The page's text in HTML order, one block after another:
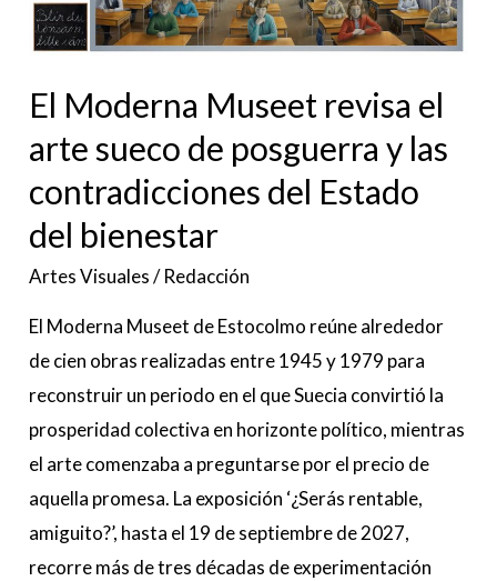
El Moderna Museet revisa el
arte sueco de posguerra y las
contradicciones del Estado
del bienestar
Artes Visuales/Redacción
El Moderna Museet de Estocolmo reúne alrededor
de cien obras realizadas entre 1945 y 1979 para
reconstruir un periodo en el que Suecia convirtió la
prosperidad colectiva en horizonte político, mientras
el arte comenzaba a preguntarse por el precio de
aquella promesa. La exposición ‘¿Serás rentable,
amiguito?’, hasta el 19 de septiembre de 2027,
recorre más de tres décadas de experimentación
sueco
posguerra
contradicciones
del
Estado